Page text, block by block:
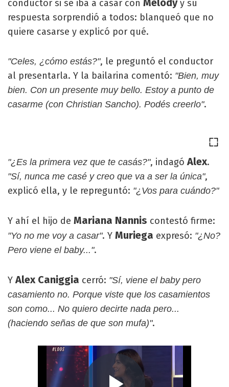
conductor si se iba a casar con Melodyy su
respuesta sorprendió a todos: blanqueó que no
quiere casarse y explicó por qué.
"Celes, ¿cómo estás?", le preguntó el conductor
al presentarla. Y la bailarina comentó: "Bien, muy
bien. Con un presente muy bello. Estoy a punto de
casarme (con Christian Sancho). Podés creerlo".
"¿Es la primera vez que te casás?", indagóAlex.
"Sí, nunca me casé y creo que va a ser la única",
explicó ella, y le repreguntó: "¿Vos para cuándo?"
Y ahí el hijo de Mariana Nannis contestó firme:
"Yo no me voy a casar". Y Muriega expresó: "¿No?
Pero viene el baby...".
YAlex Caniggia cerró: "Sí, viene el baby pero
casamiento no. Porque viste que los casamientos
son como... No quiero decirte nada pero...
(haciendo señas de que son mufa)".